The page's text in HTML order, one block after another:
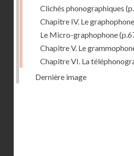
Clichés phonographiques
Chapitre IV. Le graphophone
Le Micro-graphophone
Chapitre V. Le
Chapitre VI. La
Dernière image